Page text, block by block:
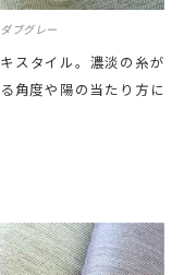
ブグレー
スタイル。濃淡の糸が
角度や陽の当たり方に